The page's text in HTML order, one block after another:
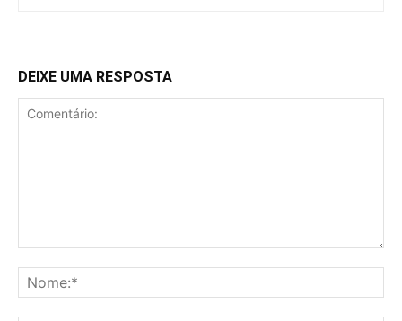
DEIXE UMA RESPOSTA